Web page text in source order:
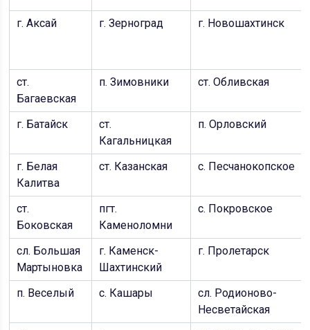
г. Аксай г. Зерноград г. Новошахтинск
ст.
Багаевская
п. Зимовники ст. Обливская
г. Батайск
ст.
Кагальницкая
п. Орловский
г. Белая
Калитва
ст. Казанская с. Песчанокопское
ст.
Боковская
пгт.
Каменоломни
с. Покровское
сл. Большая
Мартыновка
г. Каменск-
Шахтинский
г. Пролетарск
п. Веселый с. Кашары
сл. Родионово-
Несветайская